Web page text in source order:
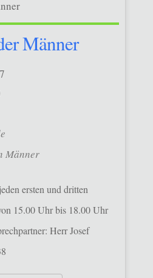
Männer
Männer
ersten und dritten
15.00 Uhr bis 18.00 Uhr
Herr Josef